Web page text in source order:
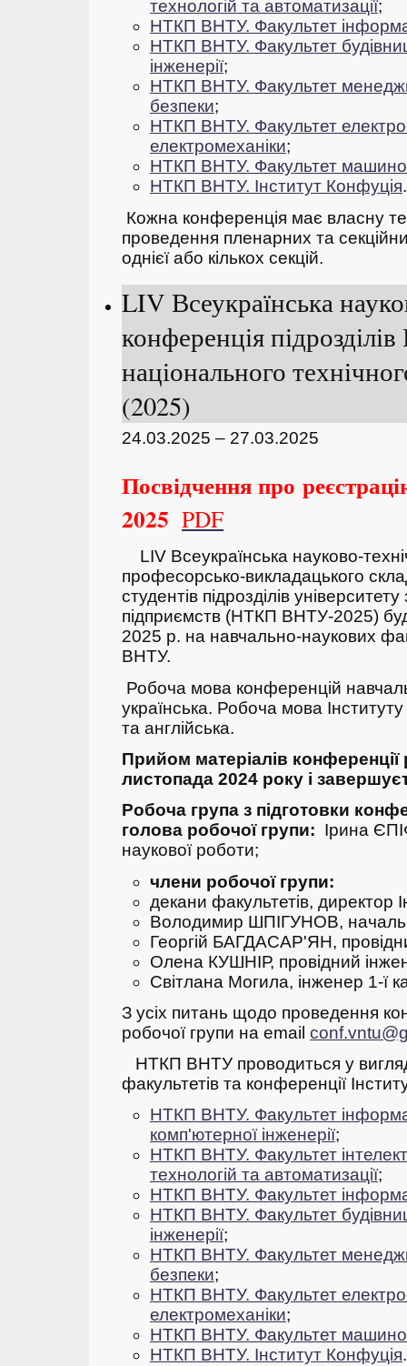
технологій та автоматизації;
НТКП ВНТУ. Факультет
НТКП ВНТУ. Факультет
інженерії;
НТКП ВНТУ. Факультет
безпеки;
НТКП ВНТУ. Факультет
електромеханіки;
НТКП ВНТУ. Факультет
НТКП ВНТУ. Інститут Конфуція.
Кожна конференція має власну
проведення пленарних та
однієї або кількох секцій.
LIV Всеукраїнська
конференція
національного
(2025)
24.03.2025 – 27.03.2025
Посвідчення про
2025 PDF
LIV Всеукраїнська науково-
професорсько-викладацького
студентів підрозділів
підприємств (НТКП ВНТУ-2025)
2025 р. на навчально-наукових
ВНТУ.
Робоча мова конференцій
українська. Робоча мова
та англійська.
Прийом матеріалів конференції
листопада 2024 року і
Робоча група з підготовки
голова робочої групи: Ірина
наукової роботи;
члени робочої групи:
декани факультетів,
Володимир ШПІГУНОВ,
Георгій БАГДАСАР'ЯН,
Олена КУШНІР, провідний
Світлана Могила, інженер 1-ї
З усіх питань щодо проведення
робочої групи на email
НТКП ВНТУ проводиться у
факультетів та конференції
НТКП ВНТУ. Факультет
комп'ютерної інженерії;
НТКП ВНТУ. Факультет
технологій та автоматизації;
НТКП ВНТУ. Факультет
НТКП ВНТУ. Факультет
інженерії;
НТКП ВНТУ. Факультет
безпеки;
НТКП ВНТУ. Факультет
електромеханіки;
НТКП ВНТУ. Факультет
НТКП ВНТУ. Інститут Конфуція.